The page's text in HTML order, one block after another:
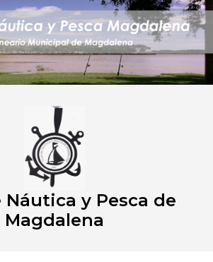
Náutica y Pesca de
Magdalena